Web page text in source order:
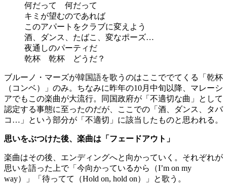
何だって 何だって
キミが望むのであれば
このアパートをクラブに変えよう
酒、ダンス、たばこ、変なポーズ…
夜通しのパーティだ
乾杯 乾杯 どうだ？
ブルーノ・マーズが韓国語を歌うのはここででてくる「乾杯
（コンベ）」のみ。ちなみに昨年の10月中旬以降、マレーシ
アでもこの楽曲が大流行。同国政府が「不適切な曲」として
認定する事態に至ったのだが、ここでの「酒、ダンス、タバ
コ…」という部分が「不適切」に該当したものと思われる。
思いをぶつけた後、楽曲は「フェードアウト」
楽曲はその後、エンディングへと向かっていく。それぞれが
思いを語った上で「今向かっているから（I’m on my
way）」「待ってて（Hold on, hold on）」と歌う。